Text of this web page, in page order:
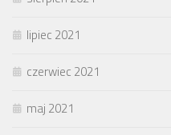
lipiec 2021
czerwiec 2021
maj 2021